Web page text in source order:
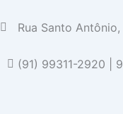
para
conteúdo
Rua Santo
(91) 99311-2920 |